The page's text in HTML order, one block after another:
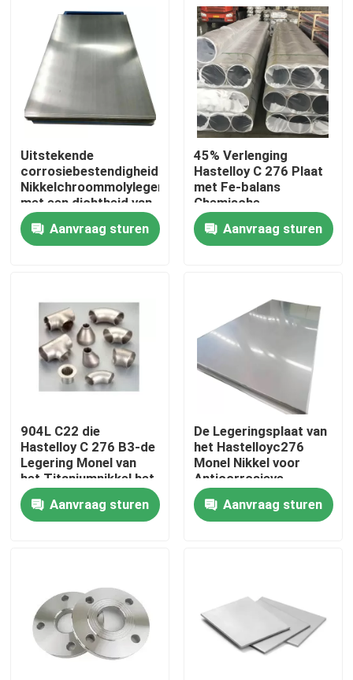
Huis
Ongeveer ons
Fabrieksreis
Contacteer ons
Inconel 600 Materiaal
Incoloy 800-materiaal
Uitstekende
corrosiebestendigheid
Nikkelchroommolylegering
met een dichtheid van
8,89 G/cm3
Aanvraag sturen
45% Verlenging
Hastelloy C 276 Plaat
met Fe-balans
Chemische
samenstelling
Aanvraag sturen
904L C22 die
Hastelloy C 276 B3-de
Legering Monel van
het Titaniumnikkel het
Naadloze Roestvrije
Koolstofstaal van het
Aluminiumkoper
Aanvraag sturen
De Legeringsplaat van
het Hastelloyc276
Monel Nikkel voor
Anticorrosieve
Werkomgeving
Aanvraag sturen